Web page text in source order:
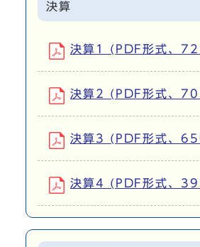
決算
決算1 (PDF形式、
決算2 (PDF形式、
決算3 (PDF形式、
決算4 (PDF形式、